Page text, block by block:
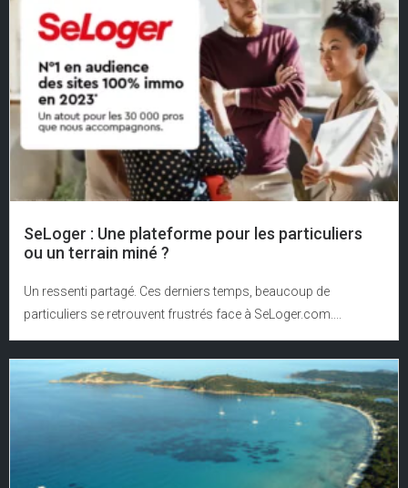
SeLoger : Une plateforme pour les particuliers
ou un terrain miné ?
Un ressenti partagé. Ces derniers temps, beaucoup de
particuliers se retrouvent frustrés face à SeLoger.com....